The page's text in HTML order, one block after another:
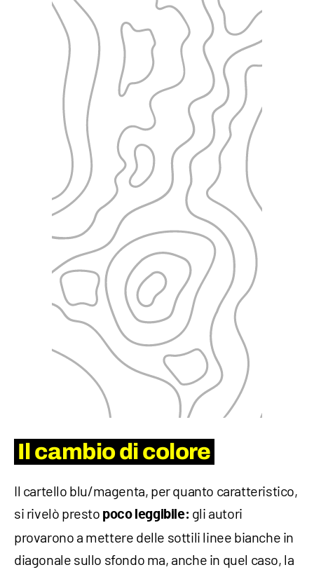
Il cambio di colore
Il cartello blu/magenta, per quanto caratteristico,
si rivelò presto poco leggibile: gli autori
provarono a mettere delle sottili linee bianche in
diagonale sullo sfondo ma, anche in quel caso, la